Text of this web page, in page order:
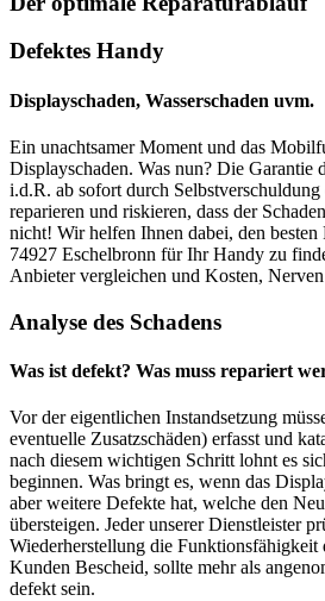
Defektes Handy
Displayschaden, Wasserschaden uvm.
Ein unachtsamer Moment und das
Displayschaden. Was nun? Die Garantie
i.d.R. ab sofort durch Selbstverschuldung
reparieren und riskieren, dass der
nicht! Wir helfen Ihnen dabei, den besten
74927 Eschelbronn für Ihr Handy zu
Anbieter vergleichen und Kosten,
Analyse des Schadens
Was ist defekt? Was muss repariert
Vor der eigentlichen Instandsetzung
eventuelle Zusatzschäden) erfasst und
nach diesem wichtigen Schritt lohnt es
beginnen. Was bringt es, wenn das
aber weitere Defekte hat, welche den
übersteigen. Jeder unserer Dienstleister
Wiederherstellung die Funktionsfähigkeit
Kunden Bescheid, sollte mehr als
defekt sein.